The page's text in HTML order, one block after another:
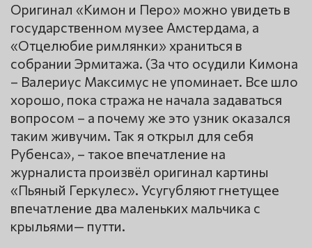
Оригинал «Кимон и Перо» можно увидеть в
государственном музее Амстердама, а
«Отцелюбие римлянки» храниться в
собрании Эрмитажа. (За что осудили Кимона
– Валериус Максимус не упоминает. Все шло
хорошо, пока стража не начала задаваться
вопросом – а почему же это узник оказался
таким живучим. Так я открыл для себя
Рубенса», – такое впечатление на
журналиста произвёл оригинал картины
«Пьяный Геркулес». Усугубляют гнетущее
впечатление два маленьких мальчика с
крыльями— путти.